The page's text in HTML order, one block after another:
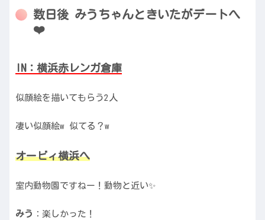
数日後 みうちゃんときいたがデートへ
❤️
IN：横浜赤レンガ倉庫
似顔絵を描いてもらう2人
凄い似顔絵w 似てる？w
オービィ横浜へ
室内動物園ですねー！動物と近い✨
みう ：楽しかった！